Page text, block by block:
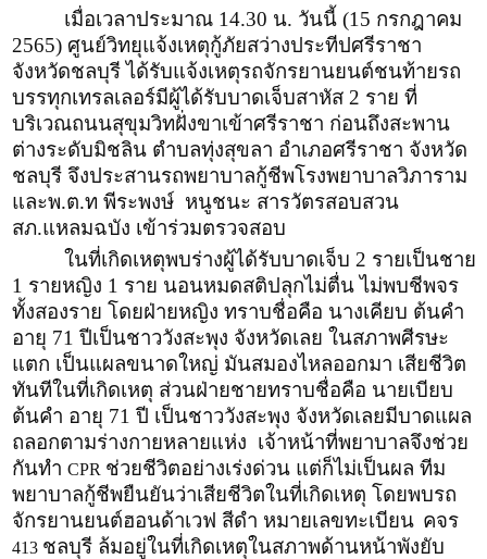
เมื่อเวลาประมาณ 14.30 น. วันนี้ (15 กรกฎาคม
2565) ศูนย์วิทยุแจ้งเหตุกู้ภัยสว่างประทีปศรีราชา
จังหวัดชลบุรี ได้รับแจ้งเหตุรถจักรยานยนต์ชนท้ายรถ
บรรทุกเทรลเลอร์มีผู้ได้รับบาดเจ็บสาหัส 2 ราย ที่
บริเวณถนนสุขุมวิทฝั่งขาเข้าศรีราชา ก่อนถึงสะพาน
ต่างระดับมิชลิน ตำบลทุ่งสุขลา อำเภอศรีราชา จังหวัด
ชลบุรี จึงประสานรถพยาบาลกู้ชีพโรงพยาบาลวิภาราม
และพ.ต.ท พีระพงษ์ หนูชนะ สารวัตรสอบสวน
สภ.แหลมฉบัง เข้าร่วมตรวจสอบ
ในที่เกิดเหตุพบร่างผู้ได้รับบาดเจ็บ 2 รายเป็นชาย
1 รายหญิง 1 ราย นอนหมดสติปลุกไม่ตื่น ไม่พบชีพจร
ทั้งสองราย โดยฝ่ายหญิง ทราบชื่อคือ นางเคียบ ต้นคำ
อายุ 71 ปีเป็นชาววังสะพุง จังหวัดเลย ในสภาพศีรษะ
แตก เป็นแผลขนาดใหญ่ มันสมองไหลออกมา เสียชีวิต
ทันทีในที่เกิดเหตุ ส่วนฝ่ายชายทราบชื่อคือ นายเบียบ
ต้นคำ อายุ 71 ปี เป็นชาววังสะพุง จังหวัดเลยมีบาดแผล
ถลอกตามร่างกายหลายแห่ง เจ้าหน้าที่พยาบาลจึงช่วย
กันทำ CPR ช่วยชีวิตอย่างเร่งด่วน แต่ก็ไม่เป็นผล ทีม
พยาบาลกู้ชีพยืนยันว่าเสียชีวิตในที่เกิดเหตุ โดยพบรถ
จักรยานยนต์ฮอนด้าเวฟ สีดำ หมายเลขทะเบียน คจร
413 ชลบุรี ล้มอยู่ในที่เกิดเหตุในสภาพด้านหน้าพังยับ